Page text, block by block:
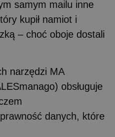
samym mailu inne
kupił namiot i
– choć oboje dostali
narzędzi MA
obsługuje
danych, które